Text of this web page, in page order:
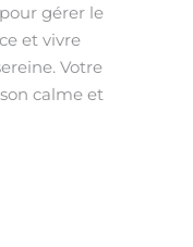
gérer le
et vivre
Votre
calme et